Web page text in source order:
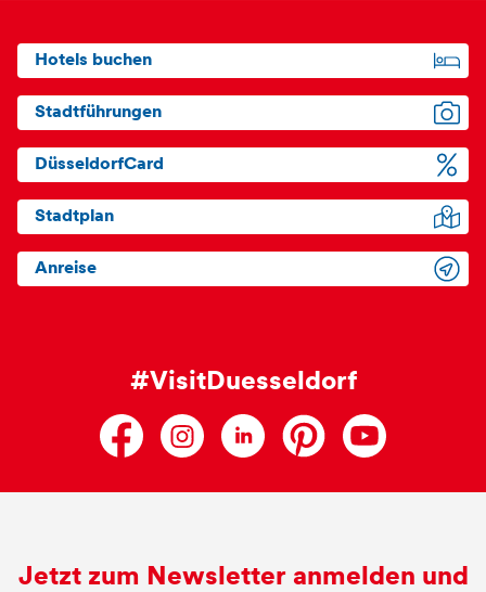
Hotels buchen
Stadtführungen
DüsseldorfCard
Stadtplan
Anreise
#VisitDuesseldorf
Jetzt zum Newsletter anmelden und